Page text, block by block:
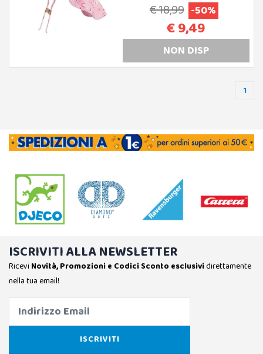
€ 18,99 -50%
€ 9,49
NON DISP
1
ISCRIVITI ALLA NEWSLETTER
Ricevi Novità, Promozioni e Codici Sconto esclusividirettamente
nella tua email!